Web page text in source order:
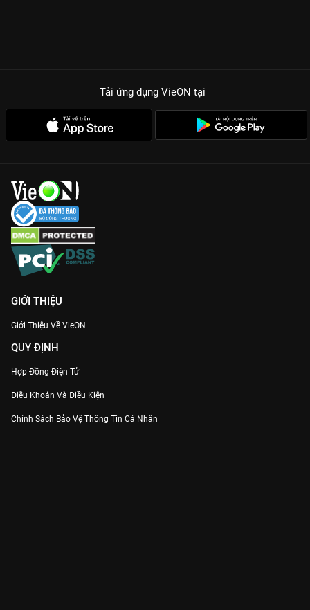
Tải ứng dụng VieON tại
GIỚI THIỆU
Giới Thiệu Về VieON
QUY ĐỊNH
Hợp Đồng Điện Tử
Điều Khoản Và Điều Kiện
Chính Sách Bảo Vệ Thông Tin Cá Nhân